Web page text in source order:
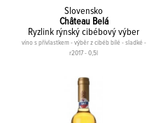
Slovensko
Château Belá
Ryzlink rýnský cibébový výber
víno s přívlastkem - výběr z cibéb bílé - sladké -
r2017 - 0,5l